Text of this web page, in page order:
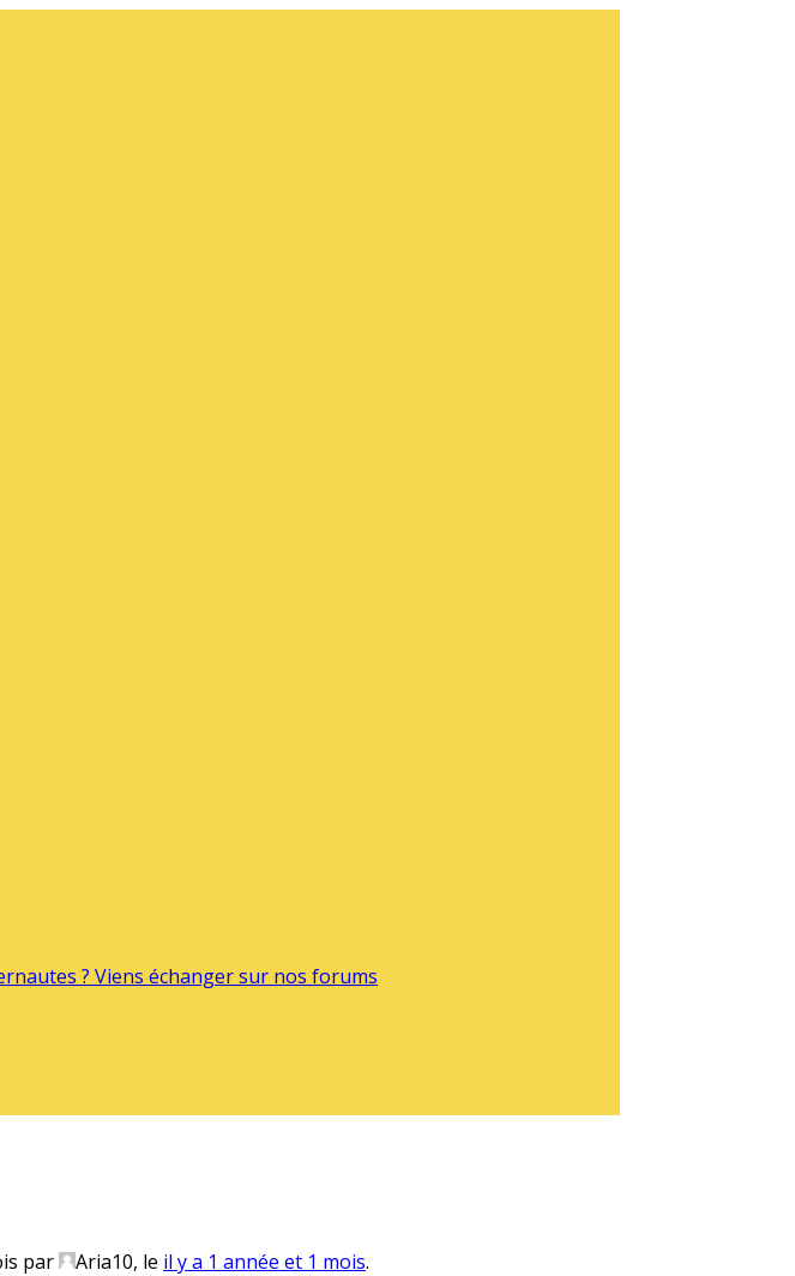
? Viens échanger sur nos forums
par Aria10, le il y a 1 année et 1 mois.